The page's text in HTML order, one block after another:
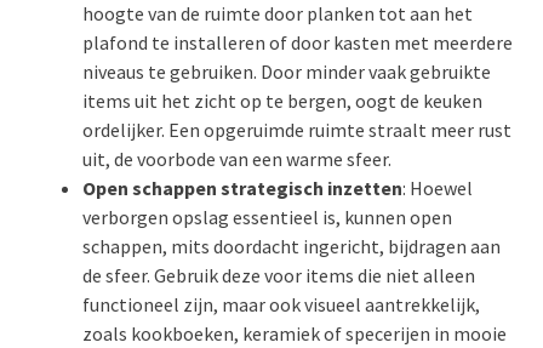
hoogte van de ruimte door planken tot aan het
plafond te installeren of door kasten met meerdere
niveaus te gebruiken. Door minder vaak gebruikte
items uit het zicht op te bergen, oogt de keuken
ordelijker. Een opgeruimde ruimte straalt meer rust
uit, de voorbode van een warme sfeer.
Open schappen strategisch inzetten: Hoewel
verborgen opslag essentieel is, kunnen open
schappen, mits doordacht ingericht, bijdragen aan
de sfeer. Gebruik deze voor items die niet alleen
functioneel zijn, maar ook visueel aantrekkelijk,
zoals kookboeken, keramiek of specerijen in mooie